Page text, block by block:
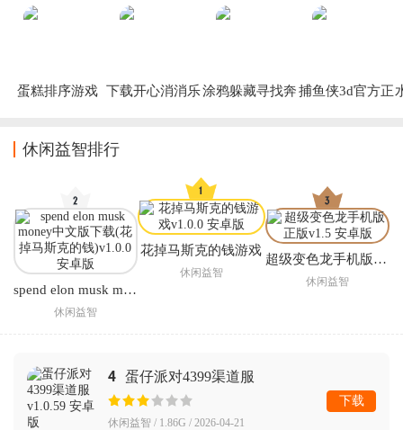
蛋糕排序游戏 下载开心消消乐涂鸦躲藏寻找奔捕鱼侠3d官方正
休闲益智排行
spend elon musk money中文版下载(花掉马斯克的钱)
休闲益智
花掉马斯克的钱游戏
休闲益智
超级变色龙手机版正版
休闲益智
4 蛋仔派对4399渠道服
休闲益智 / 1.86G / 2026-04-21
下载